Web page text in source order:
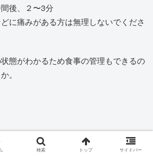
後、２〜3分
に痛みがある方は無理しないでくださ
態がわかるため食事の管理もできるの
。
検索 トップ サイドバー